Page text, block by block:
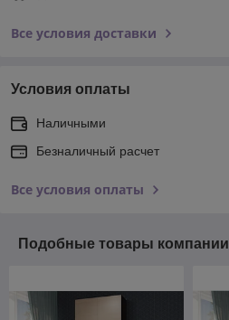
Все условия доставки
Условия оплаты
Наличными
Безналичный расчет
Все условия оплаты
Подобные товары компании